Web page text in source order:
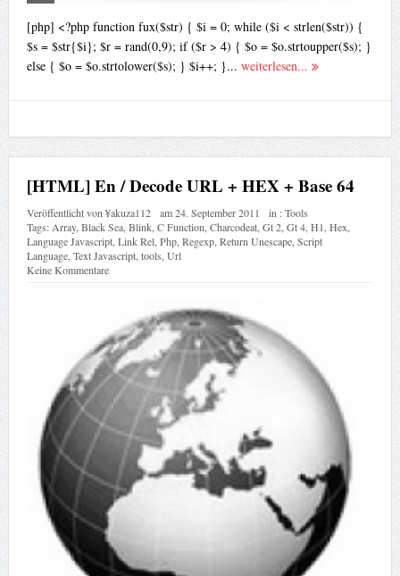
[php] <?php function fux($str) { $i = 0; while ($i < strlen($str)) {
$s = $str{$i}; $r = rand(0,9); if ($r > 4) { $o = $o.strtoupper($s); }
else { $o = $o.strtolower($s); } $i++; }... weiterlesen...
[HTML] En / Decode URL + HEX + Base 64
Veröffentlicht von¥akuza112 am24. September 2011 in :Tools
Tags: Array, Black Sea, Blink, C Function Charcodeat, Gt 2, Gt 4, H1 Hex
Language Javascript, Link Rel, Php, Regexp, Return Unescape, Script
Language, Text Javascript, tools Url
Keine Kommentare